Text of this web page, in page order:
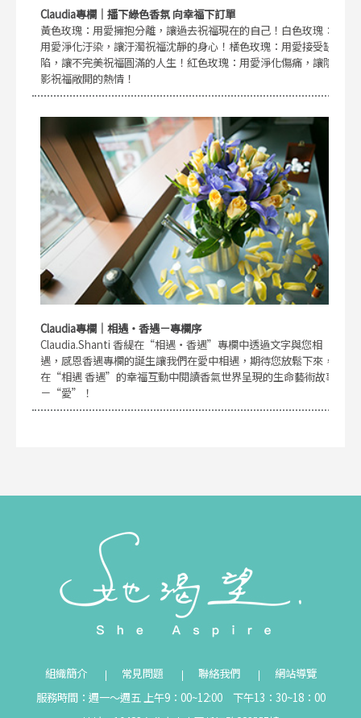
Claudia專欄｜播下綠色香氛 向幸福下訂單
黃色玫瑰：用愛擁抱分離，讓過去祝福現在的自己！白色玫瑰：
用愛淨化汙染，讓汙濁祝福沈靜的身心！橘色玫瑰：用愛接受缺
陷，讓不完美祝福圓滿的人生！紅色玫瑰：用愛淨化傷痛，讓陰
影祝福敞開的熱情！
Claudia專欄｜相遇・香遇－專欄序
Claudia.Shanti 香緹在“相遇・香遇”專欄中透過文字與您相
遇，感恩香遇專欄的誕生讓我們在愛中相遇，期待您放鬆下來，
在“相遇 香遇”的幸福互動中閱讀香氣世界呈現的生命藝術故事
－“愛”！
組織簡介 常見問題 聯絡我們
網站導覽
服務時間：週一～週五 上午9：00~12:00 下午13：30~18：00